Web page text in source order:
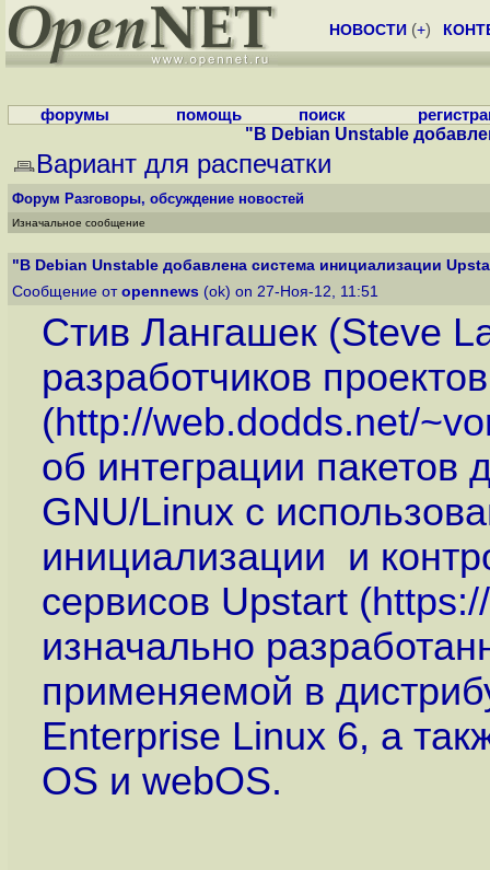
НОВОСТИ (+)
форумы помощь поиск
"В Debian Unstable
Вариант для распечатки
Форум Разговоры, обсуждение новостей
Изначальное сообщение
"В Debian Unstable добавлена система инициализации
Сообщение от opennews (ok) on 27-Ноя-12, 11:51
Стив Лангашек (Steve
разработчиков
(http://web.dodds.net/
об интеграции пакетов
GNU/Linux с
инициализации и
сервисов Upstart (
изначально
применяемой в
Enterprise Linux 6, а
OS и webOS.